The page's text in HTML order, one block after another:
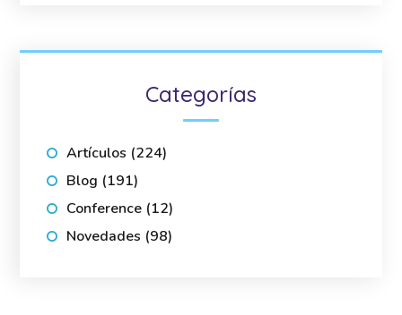
Categorías
Artículos (224)
Blog (191)
Conference (12)
Novedades (98)